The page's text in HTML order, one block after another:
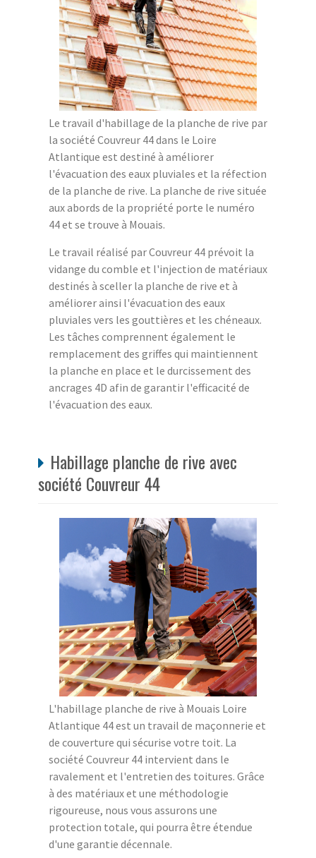
Le travail d'habillage de la planche de rive par
la société Couvreur 44 dans le Loire
Atlantique est destiné à améliorer
l'évacuation des eaux pluviales et la réfection
de la planche de rive. La planche de rive située
aux abords de la propriété porte le numéro
44 et se trouve à Mouais.
Le travail réalisé par Couvreur 44 prévoit la
vidange du comble et l'injection de matériaux
destinés à sceller la planche de rive et à
améliorer ainsi l'évacuation des eaux
pluviales vers les gouttières et les chéneaux.
Les tâches comprennent également le
remplacement des griffes qui maintiennent
la planche en place et le durcissement des
ancrages 4D afin de garantir l'efficacité de
l'évacuation des eaux.
Habillage planche de rive avec
société Couvreur 44
L'habillage planche de rive à Mouais Loire
Atlantique 44 est un travail de maçonnerie et
de couverture qui sécurise votre toit. La
société Couvreur 44 intervient dans le
ravalement et l'entretien des toitures. Grâce
à des matériaux et une méthodologie
rigoureuse, nous vous assurons une
protection totale, qui pourra être étendue
d'une garantie décennale.